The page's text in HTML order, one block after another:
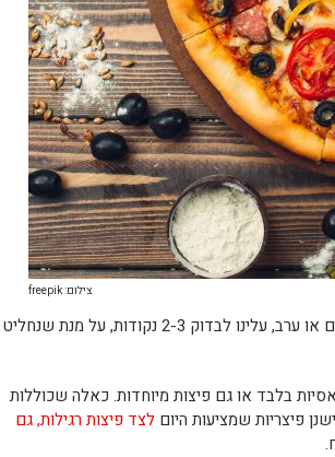
צילום: freepik
כשאנחנו רוצים לבחור פיצריה להזמין ממנה פיצה לארוחת צהריים או ערב, עלינו לבדוק 2-3 נקודות, על מנת שנחליט
בלבד או גם פיצות מיוחדות. כאלה שכוללות
פיצריות שמציעות היוםלצד פיצות רגילות, גם